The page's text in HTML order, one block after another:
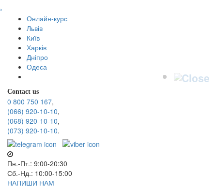
›
Онлайн-курс
Львів
Київ
Харків
Дніпро
Одеса
Contact us
0 800 750 167,
(066) 920-10-10,
(068) 920-10-10,
(073) 920-10-10.
Пн.-Пт.: 9:00-20:30
Сб.-Нд.: 10:00-15:00
НАПИШИ НАМ